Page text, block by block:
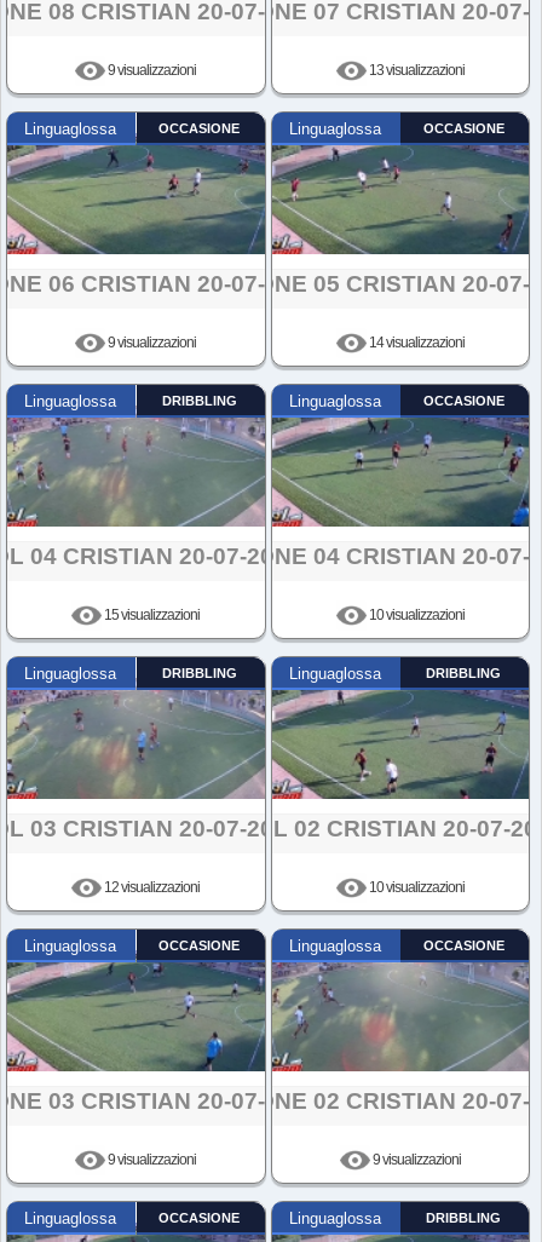
08 CRISTIAN 20-07-2024
9 visualizzazioni
AZIONE 07 CRISTIAN 20-07-
13 visualizzazioni
Linguaglossa OCCASIONE
06 CRISTIAN 20-07-2024
9 visualizzazioni
Linguaglossa OCCASIONE
AZIONE 05 CRISTIAN 20-07-
14 visualizzazioni
Linguaglossa DRIBBLING
04 CRISTIAN 20-07-2024
15 visualizzazioni
Linguaglossa OCCASIONE
AZIONE 04 CRISTIAN 20-07-
10 visualizzazioni
Linguaglossa DRIBBLING
03 CRISTIAN 20-07-2024
12 visualizzazioni
Linguaglossa DRIBBLING
GOL 02 CRISTIAN 20-07-
10 visualizzazioni
Linguaglossa OCCASIONE
03 CRISTIAN 20-07-2024
9 visualizzazioni
Linguaglossa OCCASIONE
AZIONE 02 CRISTIAN 20-07-
9 visualizzazioni
Linguaglossa OCCASIONE Linguaglossa DRIBBLING